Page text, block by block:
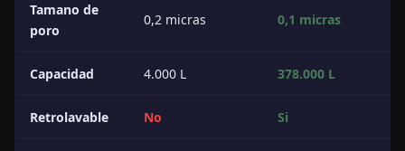
Tamano de
poro
0,2 micras 0,1 micras
Capacidad 4.000 L 378.000 L
Retrolavable No Si